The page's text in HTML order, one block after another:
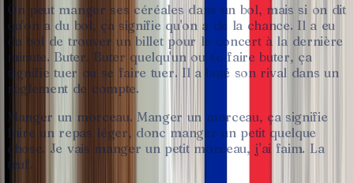
On peut manger ses céréales dans un bol, mais si on dit
qu'on a du bol, ça signifie qu'on a de la chance. Il a eu
du bol de trouver un billet pour le concert à la dernière
minute. Buter. Buter quelqu'un ou se faire buter, ça
signifie tuer ou se faire tuer. Il a buté son rival dans un
règlement de compte.
Manger un morceau. Manger un morceau, ça signifie
faire un repas léger, donc manger un petit quelque
chose. Je vais manger un petit morceau, j'ai faim. La
teuf.